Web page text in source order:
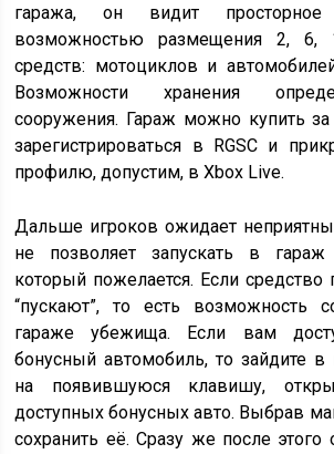
гаража, он видит
возможностью размещения 2, 6,
средств: мотоциклов и
Возможности хранения
сооружения. Гараж можно купить
зарегистрироваться в RGSC и
профилю, допустим, в Xbox Live.
Дальше игроков ожидает
не позволяет запускать в гараж
который пожелается. Если
“пускают”, то есть возможность
гараже убежища. Если вам
бонусный автомобиль, то зайдите
на появившуюся клавишу,
доступных бонусных авто. Выбрав
сохранить её. Сразу же после этого